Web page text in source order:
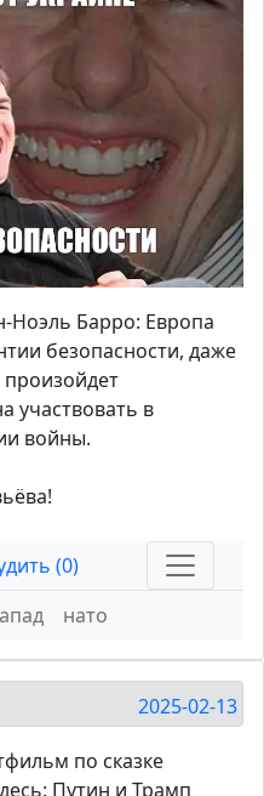
Барро: Европа
безопасности, даже
участвовать в
войны.
(0)
нато
2025-02-13
по сказке
Путин и Трамп